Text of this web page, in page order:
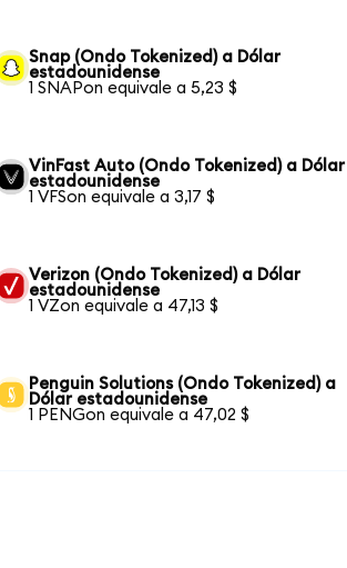
Snap (Ondo Tokenized) a Dólar
estadounidense
1 SNAPon equivale a 5,23 $
VinFast Auto (Ondo Tokenized) a Dólar
estadounidense
1 VFSon equivale a 3,17 $
Verizon (Ondo Tokenized) a Dólar
estadounidense
1 VZon equivale a 47,13 $
Penguin Solutions (Ondo Tokenized) a
Dólar estadounidense
1 PENGon equivale a 47,02 $